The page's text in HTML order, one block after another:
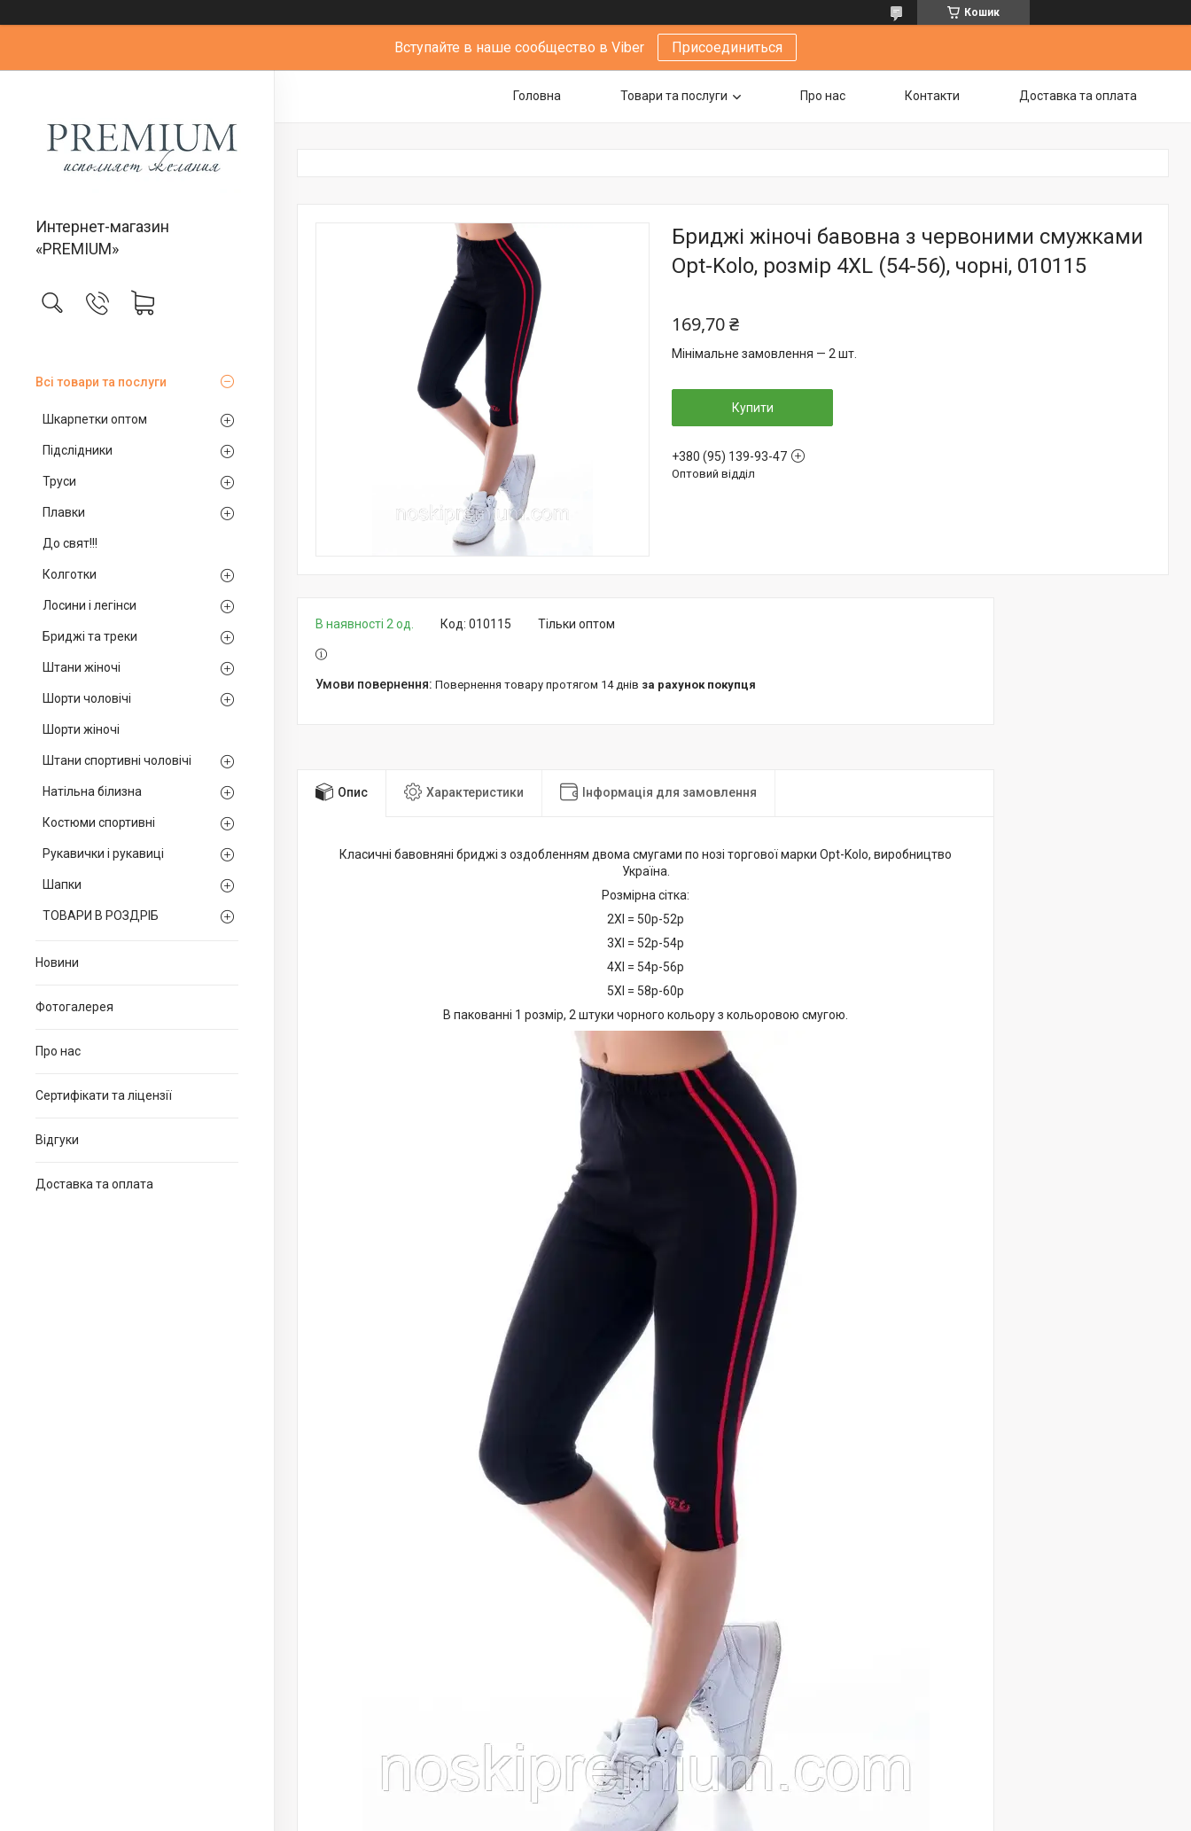
Кошик
Вступайте в наше сообщество в Viber Присоединиться
Интернет-магазин
«PREMIUM»
Всі товари та послуги
Шкарпетки оптом
Підслідники
Труси
Плавки
До свят!!!
Колготки
Лосини і легінси
Бриджі та треки
Штани жіночі
Шорти чоловічі
Шорти жіночі
Штани спортивні чоловічі
Натільна білизна
Костюми спортивні
Рукавички і рукавиці
Шапки
ТОВАРИ В РОЗДРІБ
Новини
Фотогалерея
Про нас
Сертифікати та ліцензії
Відгуки
Доставка та оплата
Головна Товари та послуги Про нас Контакти Доставка та оплата
Бриджі жіночі бавовна з червоними смужками
Opt-Kolo, розмір 4XL (54-56), чорні, 010115
169,70 ₴
Мінімальне замовлення — 2 шт.
Купити
+380 (95) 139-93-47
Оптовий відділ
В наявності 2 од. Тільки оптом
Код: 010115
повернення товару протягом 14 днів за рахунок покупця
Опис Характеристики Інформація для замовлення
Класичні бавовняні бриджі з оздобленням двома смугами по нозі торгової марки Opt-Kolo, виробництво
Україна.
Розмірна сітка:
2Xl = 50р-52р
3Xl = 52р-54р
4Xl = 54р-56р
5Xl = 58р-60р
В пакованні 1 розмір, 2 штуки чорного кольору з кольоровою смугою.